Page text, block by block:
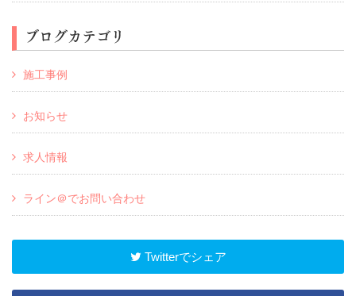
ブログカテゴリ
施工事例
お知らせ
求人情報
ライン＠でお問い合わせ
Twitterでシェア